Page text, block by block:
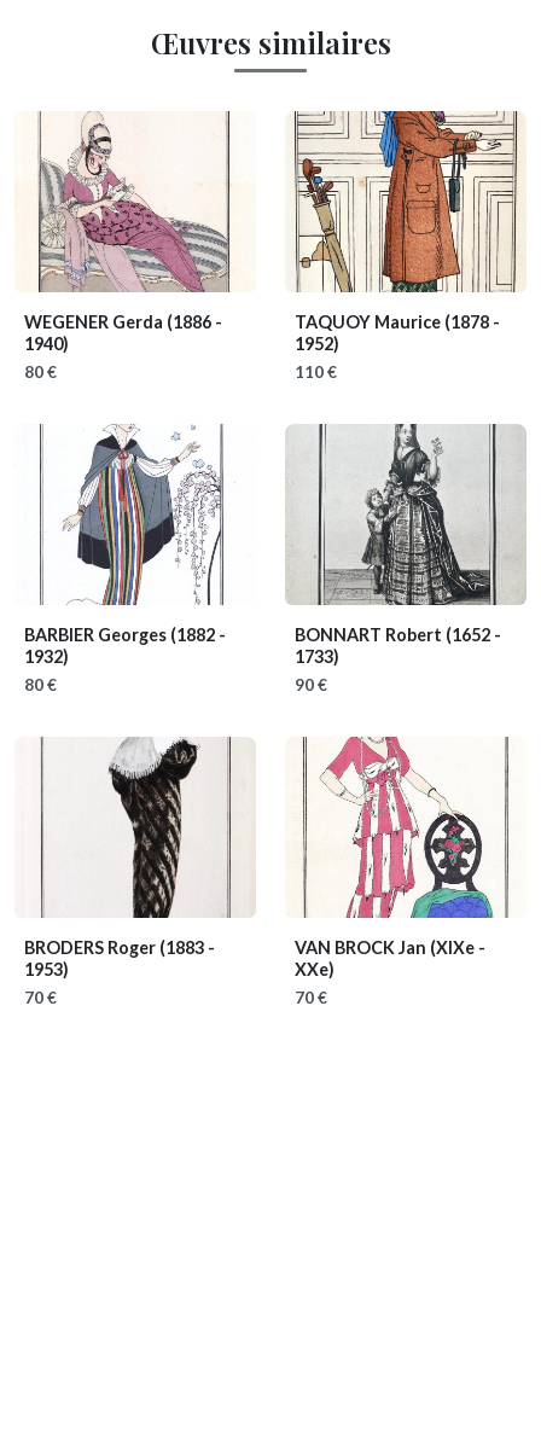
Œuvres similaires
WEGENER Gerda (1886 -
1940)
80 €
TAQUOY Maurice (1878 -
1952)
110 €
BARBIER Georges (1882 -
1932)
80 €
BONNART Robert (1652 -
1733)
90 €
BRODERS Roger (1883 -
1953)
70 €
VAN BROCK Jan (XIXe -
XXe)
70 €